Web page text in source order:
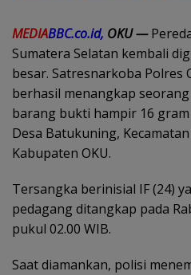
MEDIABBC.co.id, OKU —
Sumatera Selatan kembali
besar. Satresnarkoba Polres
berhasil menangkap
barang bukti hampir 16
Desa Batukuning,
Kabupaten OKU.
Tersangka berinisial IF (24)
pedagang ditangkap pada
pukul 02.00 WIB.
Saat diamankan, polisi